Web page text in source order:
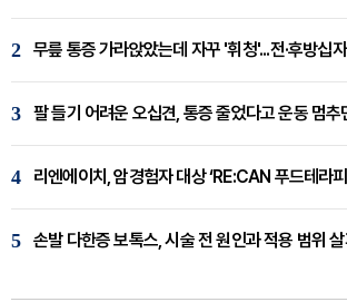
2
3
4 리엔에이치, 암경험자 대상 ‘RE:CAN 푸드테라피
5